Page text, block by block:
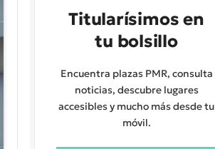
Titularísimos en
tu bolsillo
Encuentra plazas PMR, consulta
noticias, descubre lugares
accesibles y mucho más desde tu
móvil.